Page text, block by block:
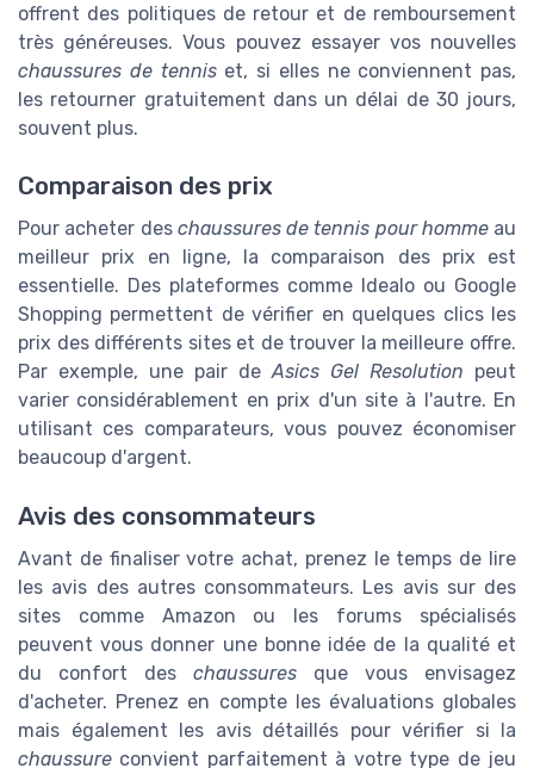
offrent des politiques de retour et de remboursement
très généreuses. Vous pouvez essayer vos nouvelles
chaussures de tenniset, si elles ne conviennent pas,
les retourner gratuitement dans un délai de 30 jours,
souvent plus.
Comparaison des prix
Pour acheter des chaussures de tennis pour hommeau
meilleur prix en ligne, la comparaison des prix est
essentielle. Des plateformes comme Idealo ou Google
Shopping permettent de vérifier en quelques clics les
prix des différents sites et de trouver la meilleure offre.
Par exemple, une pair deAsics Gel Resolution peut
varier considérablement en prix d'un site à l'autre. En
utilisant ces comparateurs, vous pouvez économiser
beaucoup d'argent.
Avis des consommateurs
Avant de finaliser votre achat, prenez le temps de lire
les avis des autres consommateurs. Les avis sur des
sites comme Amazon ou les forums spécialisés
peuvent vous donner une bonne idée de la qualité et
du confort des chaussures que vous envisagez
d'acheter. Prenez en compte les évaluations globales
mais également les avis détaillés pour vérifier si la
chaussure convient parfaitement à votre type de jeu